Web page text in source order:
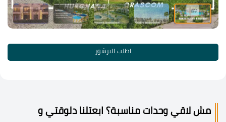
اطلب البرشور
مش لاقي وحدات مناسبة؟ ابعتلنا دلوقتي و